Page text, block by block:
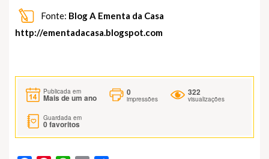
Fonte: Blog A Ementa da Casa
http://ementadacasa.blogspot.com
Publicada em
Mais de um ano
0
impressões
322
visualizações
Guardada em
0favoritos